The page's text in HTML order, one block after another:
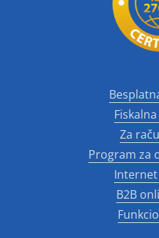
Za
Program za
B2B